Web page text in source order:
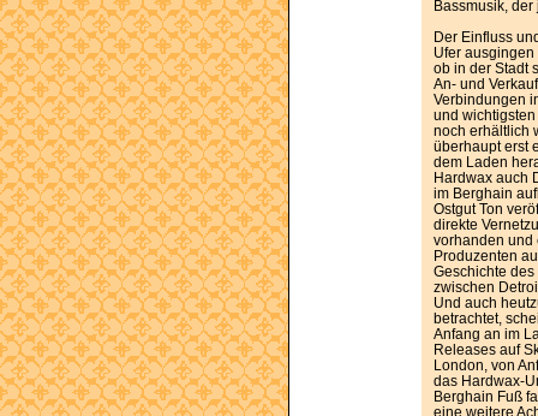
Bassmusik,
Der Einfluss
Ufer
ob in der Stadt
An- und
Verbindungen
und
noch erhältlich
überhaupt erst
dem Laden
Hardwax auch
im Berghain
Ostgut Ton
direkte
vorhanden und
Produzenten
Geschichte des
zwischen
Und auch
betrachtet,
Anfang an im
Releases auf
London, von
das Hardwax-
Berghain Fuß
eine weitere